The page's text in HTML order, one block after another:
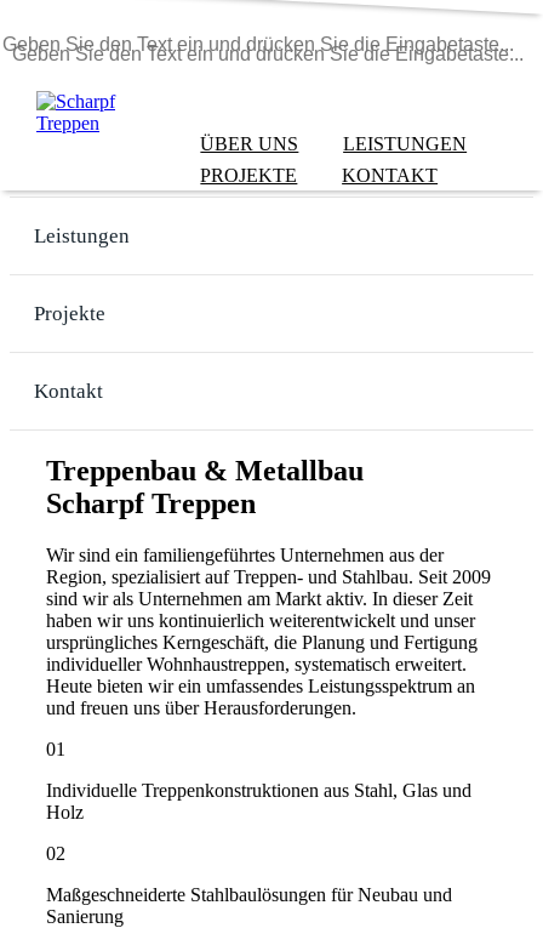
ÜBER UNS
LEISTUNGEN
PROJEKTE
KONTAKT
Leistungen
Projekte
Kontakt
Treppenbau & Metallbau
Scharpf Treppen
Wir sind ein familiengeführtes Unternehmen aus der
Region, spezialisiert auf Treppen- und Stahlbau. Seit 2009
sind wir als Unternehmen am Markt aktiv. In dieser Zeit
haben wir uns kontinuierlich weiterentwickelt und unser
ursprüngliches Kerngeschäft, die Planung und Fertigung
individueller Wohnhaustreppen, systematisch erweitert.
Heute bieten wir ein umfassendes Leistungsspektrum an
und freuen uns über Herausforderungen.
01
Individuelle Treppenkonstruktionen aus Stahl, Glas und
Holz
02
Maßgeschneiderte Stahlbaulösungen für Neubau und
Sanierung